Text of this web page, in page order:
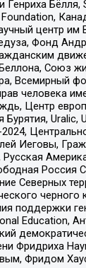
Бёлля,
Foundation,
центр им
Фонд
Союз
Всемирный
человека
Центр
Uralic,
Иеговы,
Россия
Северных
поддержки
Education,
Фридриха
Фридом